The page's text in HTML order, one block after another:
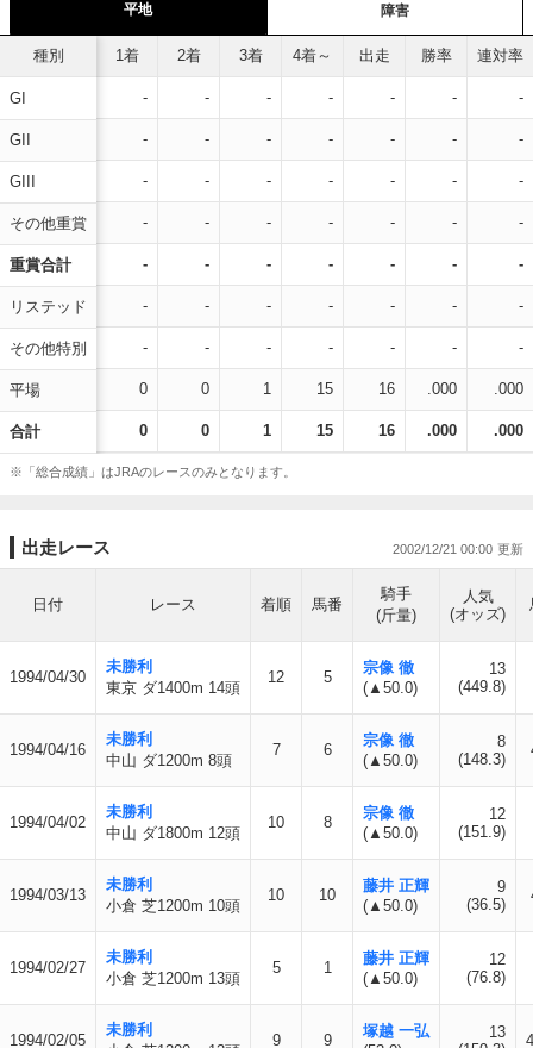
平地 障害
種別
GI
GII
GIII
その他重賞
重賞合計
リステッド
その他特別
平場
合計
1着 2着 3着 4着～ 出走 勝率 連対率
- - - - - - -
- - - - - - -
- - - - - - -
- - - - - - -
- - - - - - -
- - - - - - -
- - - - - - -
0 0 1 15 16 .000 .000
0 0 1 15 16 .000 .000
※「総合成績」はJRAのレースのみとなります。
出走レース 2002/12/21 00:00
日付 レース 着順 馬番
騎手
(斤量)
人気
(オッズ)
1994/04/30
未勝利
東京 ダ1400m 14頭
12 5
宗像 徹
(▲50.0)
13
(449.8)
1994/04/16
未勝利
中山 ダ1200m 8頭
7 6
宗像 徹
(▲50.0)
8
(148.3)
1994/04/02
未勝利
中山 ダ1800m 12頭
10 8
宗像 徹
(▲50.0)
12
(151.9)
1994/03/13
未勝利
小倉 芝1200m 10頭
10 10
藤井 正輝
(▲50.0)
9
(36.5)
1994/02/27
未勝利
小倉 芝1200m 13頭
5 1
藤井 正輝
(▲50.0)
12
(76.8)
1994/02/05
未勝利
9 9
塚越 一弘
13